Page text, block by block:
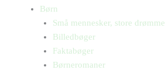
Børn
Små mennesker, store drømme
Billedbøger
Faktabøger
Børneromaner